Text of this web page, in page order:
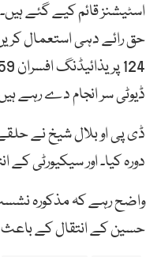
حق رائے دہی استعمال
ڈیوٹی سر انجام دے رہے
ڈی پی او بلال شیخ نے
دورہ کیا۔ اور سیکیورٹی کے
واضح رہے کہ مذکورہ
حسین کے انتقال کے باعث